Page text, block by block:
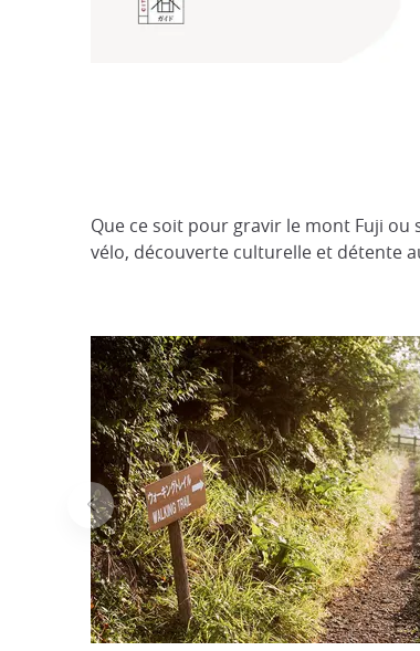
Que ce soit pour gravir le mont Fuji
vélo, découverte culturelle et détente